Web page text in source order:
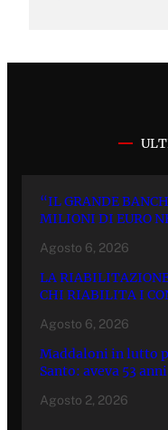
“IL GRANDE
MILIONI DI EURO
Agosto 6, 2026
LA
CHI RIABILITA I
Agosto 6, 2026
Maddaloni in lutto
Santo: aveva 53 anni
Agosto 2, 2026